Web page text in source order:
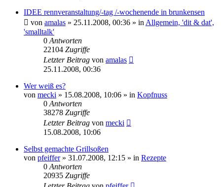
IDEE rennveranstaltung/-tag /-wochenende in brunkensen
von amalas » 25.11.2008, 00:36 » in Allgemein, 'dit & dat',
'smalltalk'
0 Antworten
22104 Zugriffe
Letzter Beitrag von amalas
25.11.2008, 00:36
Wer weiß es?
von mecki » 15.08.2008, 10:06 » in Kopfnuss
0 Antworten
38278 Zugriffe
Letzter Beitrag von mecki
15.08.2008, 10:06
Selbst gemachte Grillsoßen
von pfeiffer» 31.07.2008, 12:15 » in Rezepte
0 Antworten
20935 Zugriffe